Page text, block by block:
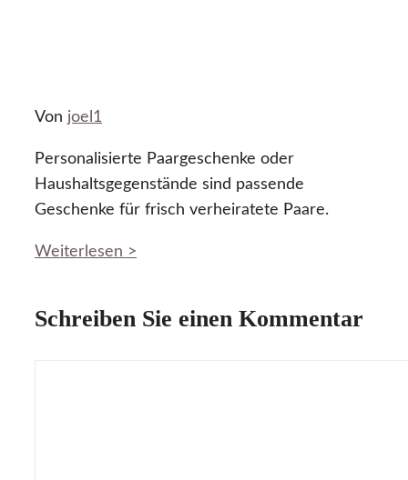
Von joel1
Personalisierte Paargeschenke oder
Haushaltsgegenstände sind passende
Geschenke für frisch verheiratete Paare.
Weiterlesen >
Schreiben Sie einen Kommentar